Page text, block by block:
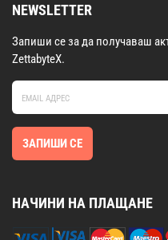
NEWSLETTER
Запиши се за да получаваш
ZettabyteX.
ЗАПИШИ СЕ
НАЧИНИ НА ПЛАЩАНЕ